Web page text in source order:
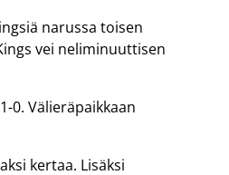
narussa toisen
vei neliminuuttisen
0. Välieräpaikkaan
kertaa. Lisäksi